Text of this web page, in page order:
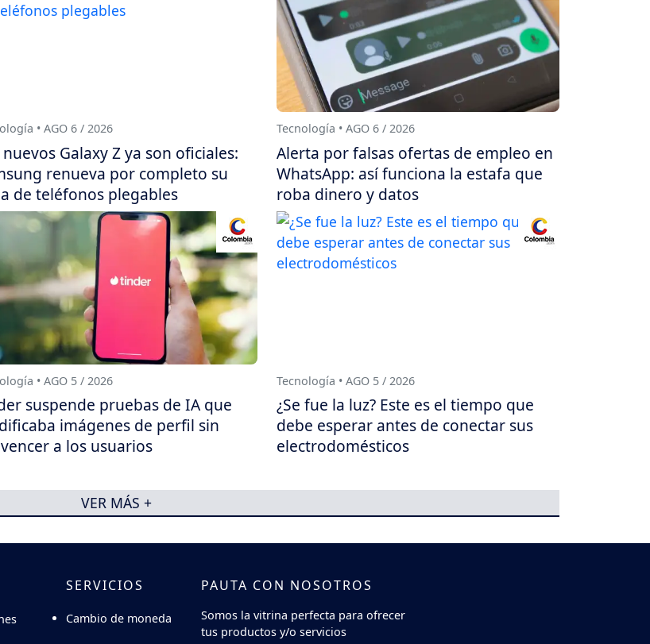
• AGO 6 / 2026
nuevos Galaxy Z ya son oficiales:
renueva por completo su
de teléfonos plegables
Tecnología • AGO 6 / 2026
Alerta por falsas ofertas de empleo en
WhatsApp: así funciona la estafa que
roba dinero y datos
• AGO 5 / 2026
suspende pruebas de IA que
imágenes de perfil sin
a los usuarios
Tecnología • AGO 5 / 2026
¿Se fue la luz? Este es el tiempo que
debe esperar antes de conectar sus
electrodomésticos
VER MÁS +
SERVICIOS
Cambio de moneda
PAUTA CON NOSOTROS
Somos la vitrina perfecta para ofrecer
tus productos y/o servicios